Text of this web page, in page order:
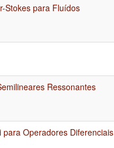
Stokes para Fluídos
Ressonantes
Operadores Diferenciais